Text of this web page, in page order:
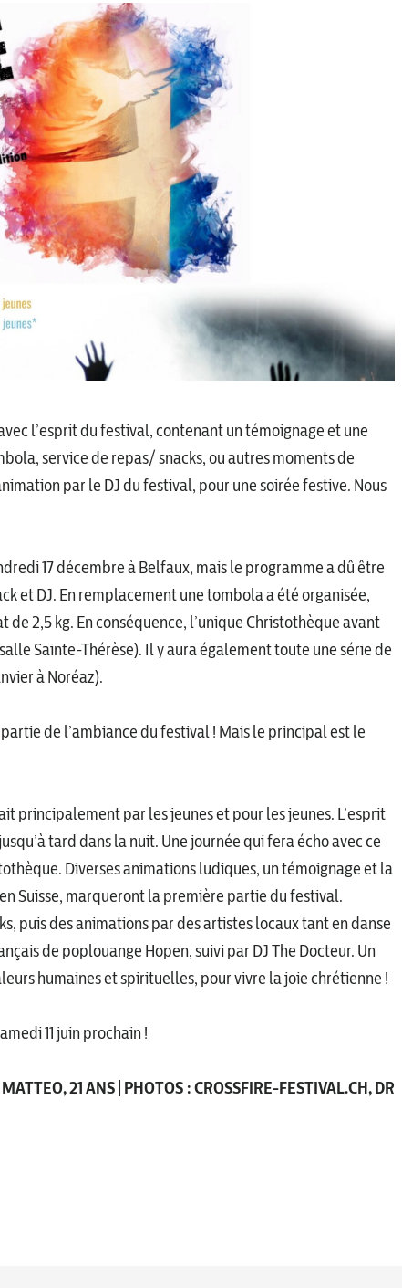
l’esprit du festival, contenant un témoignage et une
service de repas/ snacks, ou autres moments de
par le DJ du festival, pour une soirée festive. Nous
17 décembre à Belfaux, mais le programme a dû être
et DJ. En remplacement une tombola a été organisée,
2,5 kg. En conséquence, l’unique Christothèque avant
Sainte-Thérèse). Il y aura également toute une série de
à Noréaz).
de l’ambiance du festival ! Mais le principal est le
principalement par les jeunes et pour les jeunes. L’esprit
tard dans la nuit. Une journée qui fera écho avec ce
Diverses animations ludiques, un témoignage et la
Suisse, marqueront la première partie du festival.
puis des animations par des artistes locaux tant en danse
de poplouange Hopen, suivi par DJ The Docteur. Un
humaines et spirituelles, pour vivre la joie chrétienne !
11 juin prochain !
21 ANS | PHOTOS : CROSSFIRE-FESTIVAL.CH, DR